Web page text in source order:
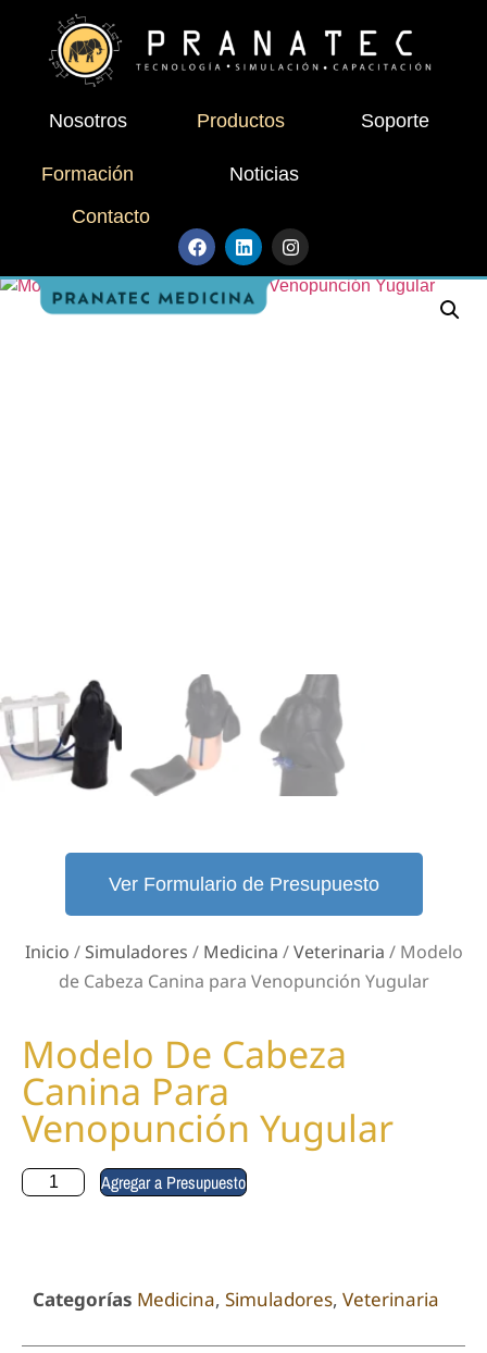
Nosotros Productos Soporte
Formación
Noticias
Contacto
Ver Formulario de Presupuesto
Inicio / Simuladores / Medicina /Veterinaria / Modelo
de Cabeza Canina para Venopunción Yugular
Modelo De Cabeza
Canina Para
Venopunción Yugular
Agregar a Presupuesto
Categorías Medicina, Simuladores, Veterinaria